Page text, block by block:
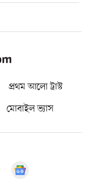
প্রথম আলো ট্রাস্ট
মোবাইল ভ্যাস